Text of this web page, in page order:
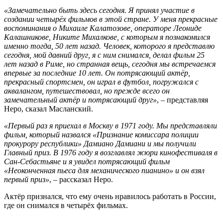
«Замечательно быть здесь сегодня. Я принял участие в
создании четырёх фильмов в этой стране. У меня прекрасные
воспоминания о Михаиле Калатозове, операторе Леониде
Калашникове, Никите Михалкове, с которым я познакомился
именно тогда, 50 лет назад. Человек, которого я представлю
сегодня, мой давний друг, я с ним снимался, делал фильм 25
лет назад в Риме, но странная вещь, сегодня мы встречаемся
впервые за последние 10 лет. Он потрясающий актёр,
прекрасный спортсмен, он играл в футбол, погружался с
аквалангом, путешествовал, но прежде всего он
замечательный актёр и потрясающий друг», – представляя
Неро, сказал Масланский.
«Первый раз я приехал в Москву в 1971 году. Мы представляли
фильм, который назвался «Признание комиссара полиции
прокурору республики» Дамиано Дамиани и мы получили
Главный приз. В 1976 году я возглавлял жюри кинофестиваля в
Сан-Себастьяне и я увидел потрясающий фильм
«Неоконченная пьеса для механического пианино» и он взял
первый приз», – рассказал Неро.
Актёр признался, что ему очень нравилось работать в России,
где он снимался в четырёх фильмах.